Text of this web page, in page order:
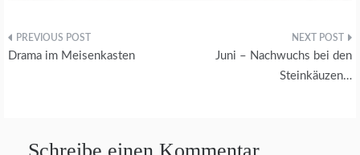
Beitragsnavigation
Drama im Meisenkasten
Juni – Nachwuchs bei den
Steinkäuzen…